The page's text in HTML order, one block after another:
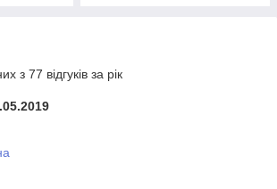
з 77 відгуків за рік